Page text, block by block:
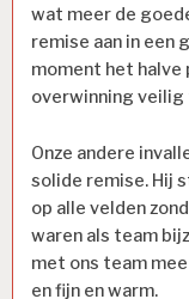
wat meer de
remise aan in een
moment het halve
overwinning
Onze andere
solide remise. Hij
op alle velden
waren als team
met ons team
en fijn en warm.